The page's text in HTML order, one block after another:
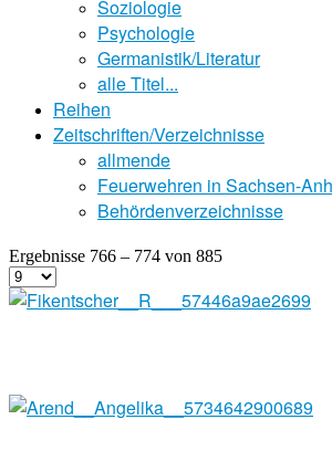
Soziologie
Psychologie
Germanistik/Literatur
alle Titel...
Reihen
Zeitschriften/Verzeichnisse
allmende
Feuerwehren in Sachsen-
Behördenverzeichnisse
Ergebnisse 766 – 774 von 885